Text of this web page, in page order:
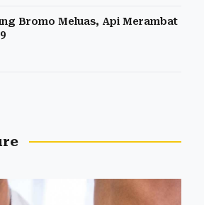
Bromo Meluas, Api Merambat